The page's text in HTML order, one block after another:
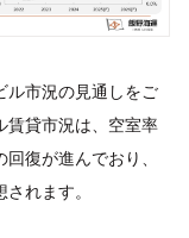
ル市況の見通しをご
賃貸市況は、空室率
復が進んでおり、
れます。